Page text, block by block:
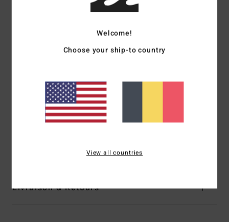
Polyester recyclé, Élasthanne
Coussinets amovibles
Pièce métallique du logo au niveau de la couture latérale
gauche du dos de l'utilisateur
22% Polyester, 8% Élasthanne
Livraison & Retours
Welcome!
Choose your ship-to country
View all countries